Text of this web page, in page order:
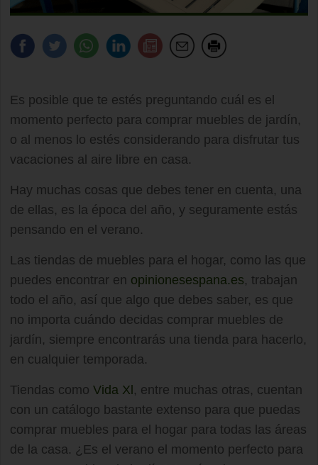
Es posible que te estés preguntando cuál es el
momento perfecto para comprar muebles de jardín,
o al menos lo estés considerando para disfrutar tus
vacaciones al aire libre en casa.
Hay muchas cosas que debes tener en cuenta, una
de ellas, es la época del año, y seguramente estás
pensando en el verano.
Las tiendas de muebles para el hogar, como las que
puedes encontrar en opinionesespana.es, trabajan
todo el año, así que algo que debes saber, es que
no importa cuándo decidas comprar muebles de
jardín, siempre encontrarás una tienda para hacerlo,
en cualquier temporada.
Tiendas como Vida Xl, entre muchas otras, cuentan
con un catálogo bastante extenso para que puedas
comprar muebles para el hogar para todas las áreas
de la casa. ¿Es el verano el momento perfecto para